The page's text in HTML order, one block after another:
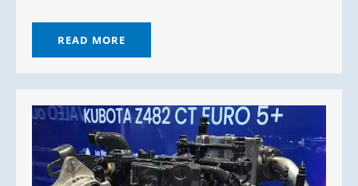
READ MORE